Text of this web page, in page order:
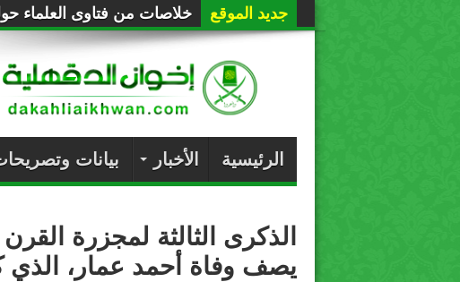
جديد الموقع خلاصات من فتاوى العلماء
الرئيسية الأخبار بيانات
يصف وفاة أحمد عمار، الذي